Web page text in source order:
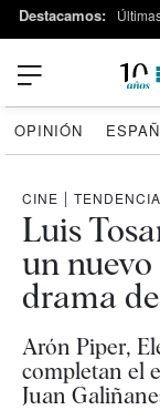
Destacamos:
OPINIÓN
CINE |
Luis
un
drama
Arón Piper,
completan el
Juan